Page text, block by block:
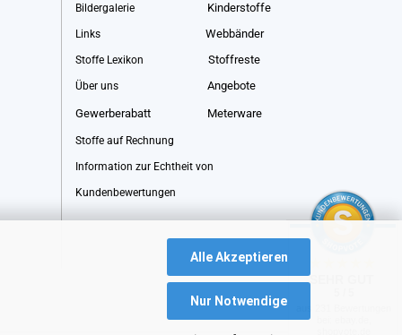
Alle Akzeptieren
Nur Notwendige
Bildergalerie Kinderstoffe
Links Webbänder
Stoffe Lexikon Stoffreste
Über uns Angebote
Gewerberabatt Meterware
Stoffe auf Rechnung
Information zur Echtheit von
Kundenbewertungen
SEHR GUT